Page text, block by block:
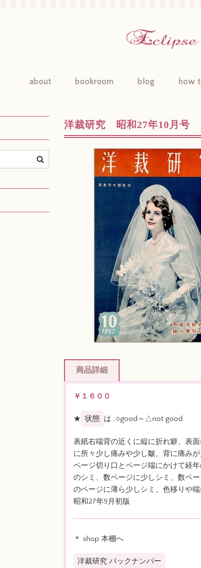
about bookroom blog how
洋裁研究 昭和27年10月号
商品詳細
￥１６００
★ 状態 は…○good～△not good
表紙右端背の近くに縦に折れ癖、表
に所々少し痛みや少し皺、背に痛みが
ページ切り口とページ端にかけて経
のシミ、数ページに少しシミ、数ペ
のページに薄ら少しシミ、色移りや
昭和27年9月初版
＊ shop 本棚へ
洋裁研究 バックナンバー